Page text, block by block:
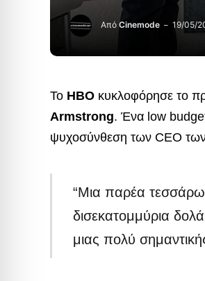
Από Cinemode 19/05/
Το HBO κυκλοφόρησε το
Armstrong. Ένα low budget
ψυχοσύνθεση των CEO των
“Μια παρέα
δισεκατομμύρια
μιας πολύ